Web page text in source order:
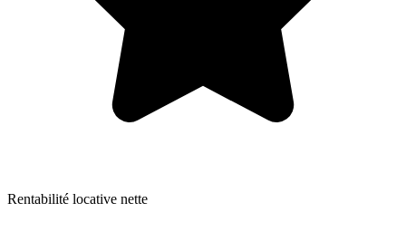
Rentabilité locative nette